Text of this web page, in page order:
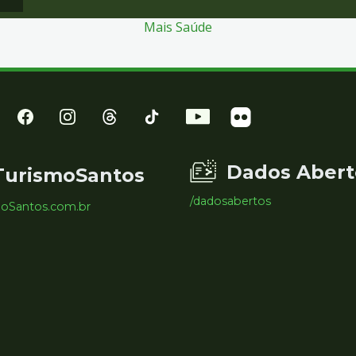
Mais Saúde
Dados
/dadosabertos